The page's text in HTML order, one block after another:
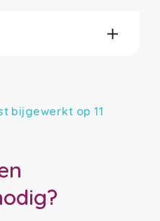
bijgewerkt op 11